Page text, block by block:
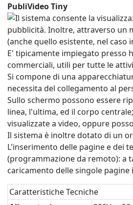
PubliVideo Tiny
Il sistema consente la
pubblicità. Inoltre, attraverso un
(anche quello esistente, nel
E' tipicamente impiegato presso
commerciali, utili per tutte le
Si compone di una
necessita del collegamento al
Sullo schermo possono essere
linea, l'ultima, ed il corpo
visualizzate a video, oppure
Il sistema è inoltre dotato di un
L'inserimento delle pagine e dei
(programmazione da remoto): a
caricamento delle singole
Caratteristiche Tecniche